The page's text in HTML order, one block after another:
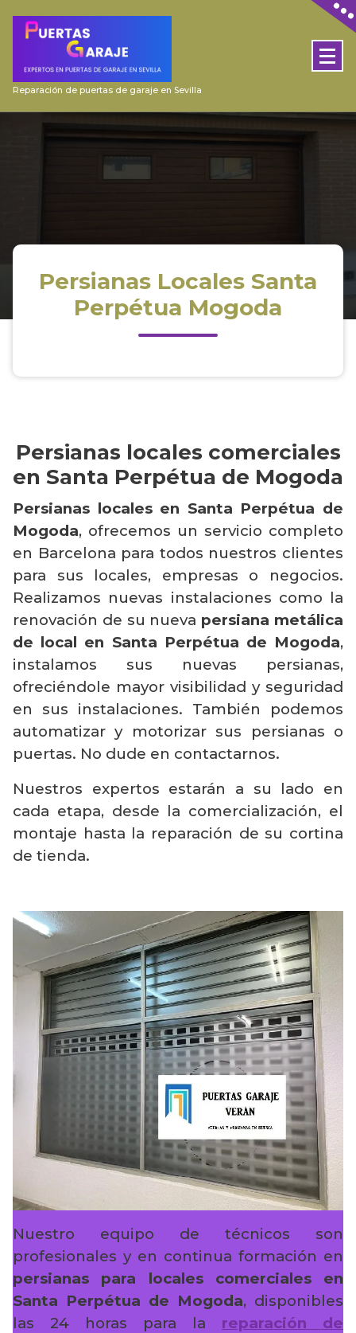
Reparación de puertas de garaje en Sevilla
Persianas Locales Santa
Perpétua Mogoda
Persianas locales comerciales
en Santa Perpétua de Mogoda
Persianas locales en Santa Perpétua de
Mogoda, ofrecemos un servicio completo
en Barcelona para todos nuestros clientes
para sus locales, empresas o negocios.
Realizamos nuevas instalaciones como la
renovación de su nueva persiana metálica
de local en Santa Perpétua de Mogoda,
instalamos sus nuevas persianas,
ofreciéndole mayor visibilidad y seguridad
en sus instalaciones. También podemos
automatizar y motorizar sus persianas o
puertas. No dude en contactarnos.
Nuestros expertos estarán a su lado en
cada etapa, desde la comercialización, el
montaje hasta la reparación de su cortina
de tienda.
Nuestro equipo de técnicos son
profesionales y en continua formación en
persianas para locales comerciales en
Santa Perpétua de Mogoda, disponibles
las 24 horas para la reparación de